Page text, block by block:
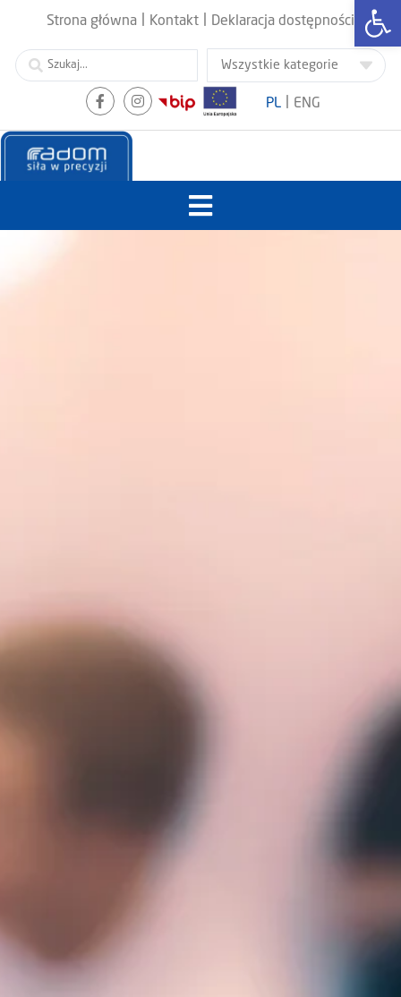
Strona główna Kontakt Deklaracja dostępności
PL ENG